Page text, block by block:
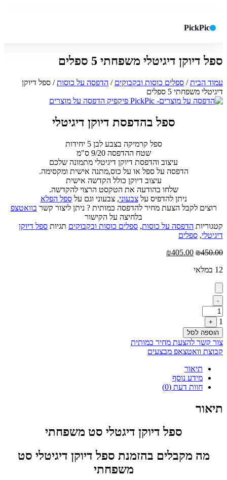
PickPic
חיפוש באתר
חפש
ספל דיוקן דיגיטלי משפחתי 5 ספלים
עמוד הבית/ ספלים כוסות ובקבוקים / הדפסה על כוסות/ ספל דיוקן
דיגיטלי משפחתי 5 ספלים
ספל בהדפסת דיוקן דיגיטלי
ספל קרמיקה בצבע לבן 5 יחידות
שטח ההדפסה 9/20 ס"מ
עיצוב והדפסת דיוקן דיגיטלי מתמונה שלכם
הדפסה על ספל או על כוס,מתנה אישית ומקסימה.
עיצוב דיוקן כולל הקדשה אישית
שלחו בהודעה את הטקסט הרצוי להקדשה.
ניתן להדפיס עלצבעוני, צבעוני וגם עלספל הפלא
רוצים לקבל הצעת מחיר להדפסה כמותית ? ניתן ליצור קשר בוואטצפ
בלחיצה על הקישור
קטגוריות הדפסה על כוסות, ספלים כוסות ובקבוקים תגיות ספל דיוקן
דיגיטלי, ספלים
₪450.00
המחיר
היה:
₪405.00
12 במלאי
Quantity
-
1
+
הוספה לסל
צור קשר להצעת מחיר כמותית
קבוצת וואטצאפ מבצעים
תיאור
מידע נוסף
חוות דעת (0)
תיאור
ספל דיוקן דיגטלי סט משפחתי
מה מקבלים בהזמנת ספל דיוקן דיגיטלי סט
משפחתי